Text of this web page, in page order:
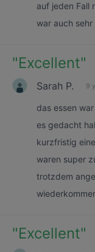
auf jeden Fall
war auch
"Excellent"
Sarah P. 9
das essen
es gedacht
kurzfristig
waren super
trotzdem
"Excellent"